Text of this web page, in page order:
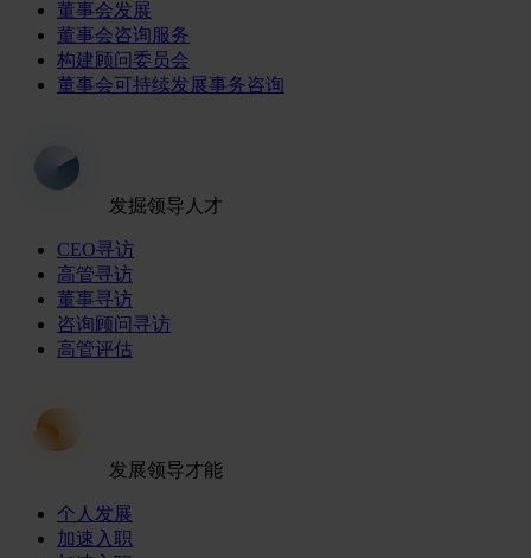
董事会发展
董事会咨询服务
构建顾问委员会
董事会可持续发展事务咨询
发掘领导人才
CEO寻访
高管寻访
董事寻访
咨询顾问寻访
高管评估
发展领导才能
个人发展
加速入职